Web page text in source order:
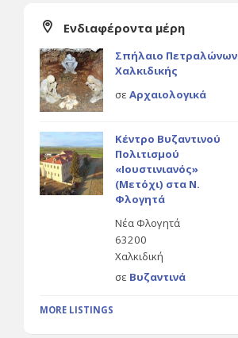
Ενδιαφέροντα μέρη
Σπήλαιο Πετραλώνων
Χαλκιδικής
σε Αρχαιολογικά
Κέντρο Βυζαντινού
Πολιτισμού
«Ιουστινιανός»
(Μετόχι) στα Ν.
Φλογητά
Νέα Φλογητά
63200
Χαλκιδική
σε Βυζαντινά
MORE LISTINGS